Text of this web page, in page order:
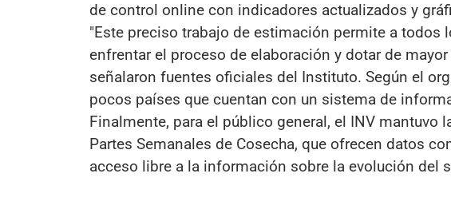
de control online con indicadores actualizados y
"Este preciso trabajo de estimación permite a
enfrentar el proceso de elaboración y dotar de
señalaron fuentes oficiales del Instituto. Según el
pocos países que cuentan con un sistema de
Finalmente, para el público general, el INV
Partes Semanales de Cosecha, que ofrecen datos
acceso libre a la información sobre la evolución del